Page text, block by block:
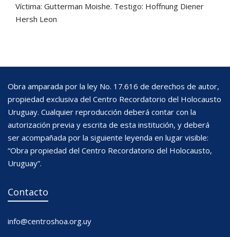
Víctima: Gutterman Moishe. Testigo: Hoffnung Diener
Hersh Leon
Obra amparada por la ley No. 17.616 de derechos de autor,
propiedad exclusiva del Centro Recordatorio del Holocausto
Uruguay. Cualquier reproducción deberá contar con la
autorización previa y escrita de esta institución, y deberá
ser acompañada por la siguiente leyenda en lugar visible:
“Obra propiedad del Centro Recordatorio del Holocausto,
Uruguay”.
Contacto
info@centroshoa.org.uy